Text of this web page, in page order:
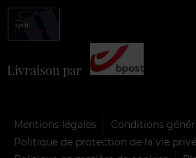
Livraison par
Mentions légales
Conditions
Politique de protection de la vie